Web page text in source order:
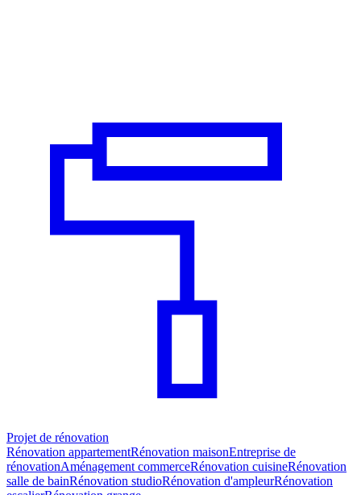
Projet de rénovation
Rénovation appartementRénovation maisonEntreprise de
rénovationAménagement commerceRénovation cuisineRénovation
salle de bainRénovation studioRénovation d'ampleurRénovation